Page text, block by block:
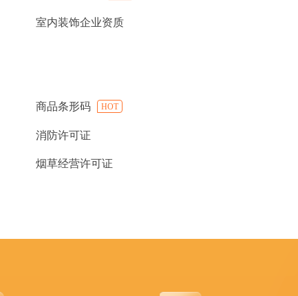
室内装饰企业资质
商品条形码 HOT
消防许可证
烟草经营许可证